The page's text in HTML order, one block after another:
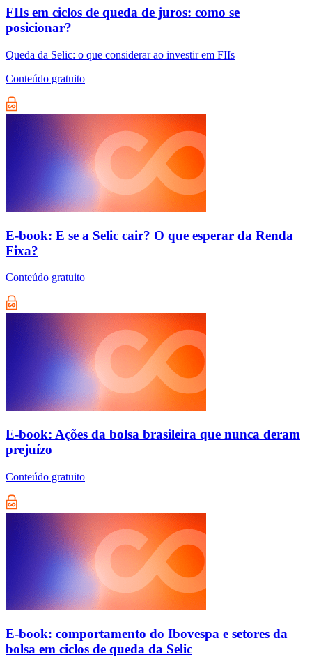
FIIs em ciclos de queda de juros: como se
posicionar?
Queda da Selic: o que considerar ao investir em FIIs
Conteúdo gratuito
E-book: E se a Selic cair? O que esperar da Renda
Fixa?
Conteúdo gratuito
E-book: Ações da bolsa brasileira que nunca deram
prejuízo
Conteúdo gratuito
E-book: comportamento do Ibovespa e setores da
bolsa em ciclos de queda da Selic